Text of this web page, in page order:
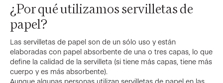
¿Por qué utilizamos servilletas de
papel?
Las servilletas de papel son de un sólo uso y están
elaboradas con papel absorbente de una o tres capas, lo que
define la calidad de la servilleta (si tiene más capas, tiene más
cuerpo y es más absorbente).
Aunque algunas personas utilizan servilletas de papel en las